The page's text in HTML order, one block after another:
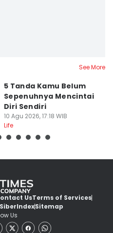
See More
5 Tanda Kamu Belum
Sepenuhnya Mencintai
Diri Sendiri
10 Agu 2026, 17:18 WIB
Life
UsTerms of Services
IndexSitemap
Us